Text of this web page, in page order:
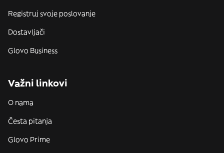
Registruj svoje poslovanje
Dostavljači
Glovo Business
Važni linkovi
O nama
Česta pitanja
Glovo Prime